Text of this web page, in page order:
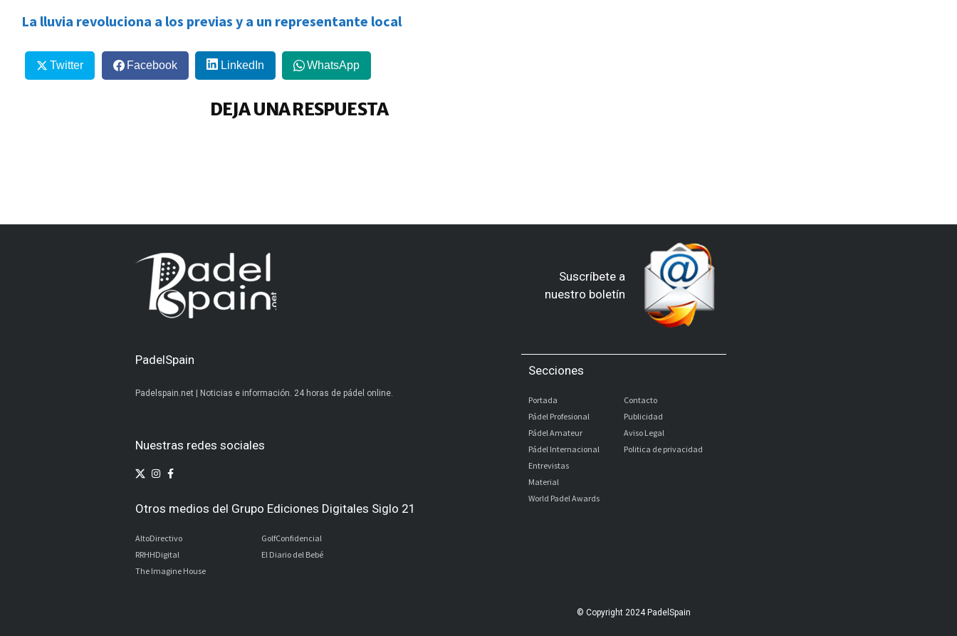
La lluvia revoluciona a los previas y a un representante local
Twitter Facebook LinkedIn WhatsApp
DEJA UNA RESPUESTA
Suscríbete a
nuestro boletín
PadelSpain
Padelspain.net | Noticias e información. 24 horas de pádel online.
Nuestras redes sociales
Otros medios del Grupo Ediciones Digitales Siglo 21
AltoDirectivo
RRHHDigital
The Imagine House
GolfConfidencial
El Diario del Bebé
Secciones
Portada
Pádel Profesional
Pádel Amateur
Pádel Internacional
Entrevistas
Material
World Padel Awards
Contacto
Publicidad
Aviso Legal
Politica de privacidad
© Copyright 2024 PadelSpain